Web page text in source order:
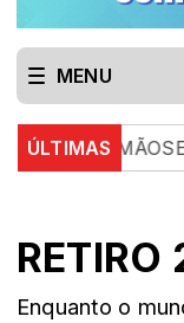
MENU
ÚLTIMAS
E
Enquanto o